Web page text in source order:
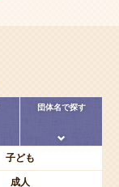
団体名で探す
子ども
成人